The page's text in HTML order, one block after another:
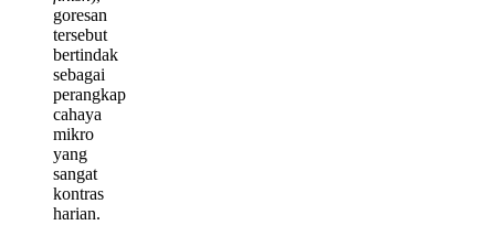
goresan
tersebut
bertindak
sebagai
perangkap
cahaya
mikro
yang
sangat
kontras
harian.